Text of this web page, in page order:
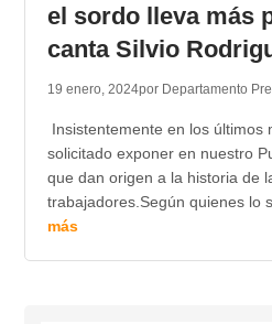
el sordo lleva más
canta Silvio
19 enero, 2024por Departamento
Insistentemente en los últimos
solicitado exponer en nuestro
que dan origen a la historia de
trabajadores.Según quienes lo
más